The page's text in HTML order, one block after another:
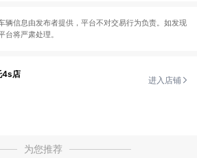
辆信息由发布者提供，平台不对交易行为负责。如发现
台将严肃处理。
4s店
进入店铺
为您推荐